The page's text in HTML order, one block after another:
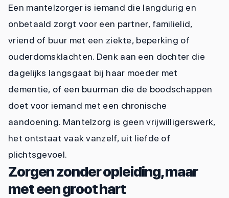
Een mantelzorger is iemand die langdurig en
onbetaald zorgt voor een partner, familielid,
vriend of buur met een ziekte, beperking of
ouderdomsklachten. Denk aan een dochter die
dagelijks langsgaat bij haar moeder met
dementie, of een buurman die de boodschappen
doet voor iemand met een chronische
aandoening. Mantelzorg is geen vrijwilligerswerk,
het ontstaat vaak vanzelf, uit liefde of
plichtsgevoel.
Zorgen zonder opleiding, maar
met een groot hart